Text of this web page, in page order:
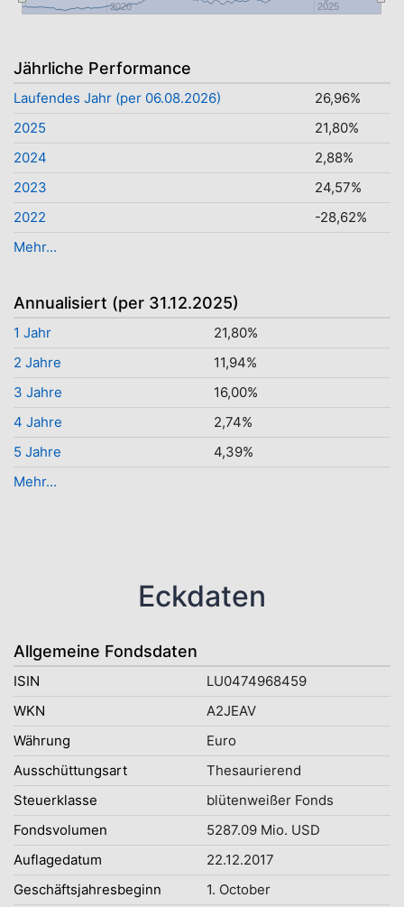
2020 2025
Jährliche Performance
Laufendes Jahr (per 06.08.2026)
26,96%
2025
21,80%
2024
2,88%
2023
24,57%
2022
-28,62%
Mehr...
Annualisiert (per 31.12.2025)
1 Jahr
21,80%
2 Jahre
11,94%
3 Jahre
16,00%
4 Jahre
2,74%
5 Jahre
4,39%
Mehr...
Eckdaten
Allgemeine Fondsdaten
ISIN
LU0474968459
WKN
A2JEAV
Währung
Euro
Ausschüttungsart
Thesaurierend
Steuerklasse
blütenweißer Fonds
Fondsvolumen
5287.09 Mio. USD
Auflagedatum
22.12.2017
Geschäftsjahresbeginn
1. October